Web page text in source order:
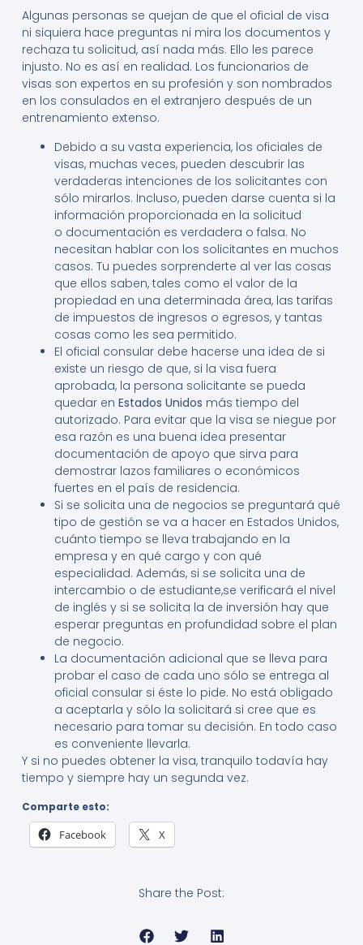
Algunas personas se quejan de que el oficial de visa
ni siquiera hace preguntas ni mira los documentos y
rechaza tu solicitud, así nada más. Ello les parece
injusto. No es así en realidad. Los funcionarios de
visas son expertos en su profesión y son nombrados
en los consulados en el extranjero después de un
entrenamiento extenso.
Debido a su vasta experiencia, los oficiales de
visas, muchas veces, pueden descubrir las
verdaderas intenciones de los solicitantes con
sólo mirarlos. Incluso, pueden darse cuenta si la
información proporcionada en la solicitud
o documentación es verdadera o falsa. No
necesitan hablar con los solicitantes en muchos
casos. Tu puedes sorprenderte al ver las cosas
que ellos saben, tales como el valor de la
propiedad en una determinada área, las tarifas
de impuestos de ingresos o egresos, y tantas
cosas como les sea permitido.
El oficial consular debe hacerse una idea de si
existe un riesgo de que, si la visa fuera
aprobada, la persona solicitante se pueda
quedar en Estados Unidos más tiempo del
autorizado. Para evitar que la visa se niegue por
esa razón es una buena idea presentar
documentación de apoyo que sirva para
demostrar lazos familiares o económicos
fuertes en el país de residencia.
Si se solicita una de negocios se preguntará qué
tipo de gestión se va a hacer en Estados Unidos,
cuánto tiempo se lleva trabajando en la
empresa y en qué cargo y con qué
especialidad. Además, si se solicita una de
intercambio o de estudiante,se verificará el nivel
de inglés y si se solicita la de inversión hay que
esperar preguntas en profundidad sobre el plan
de negocio.
La documentación adicional que se lleva para
probar el caso de cada uno sólo se entrega al
oficial consular si éste lo pide. No está obligado
a aceptarla y sólo la solicitará si cree que es
necesario para tomar su decisión. En todo caso
es conveniente llevarla.
Y si no puedes obtener la visa, tranquilo todavía hay
tiempo y siempre hay un segunda vez.
Comparte esto:
Facebook X
Share the Post: